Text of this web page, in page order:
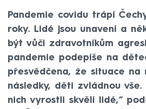
Pandemie covidu trápí
roky. Lidé jsou unavení a
být vůči zdravotníkům
pandemie podepíše na
přesvědčena, že situace na
následky, děti zvládnou
nich vyrostli skvělí lidé,“